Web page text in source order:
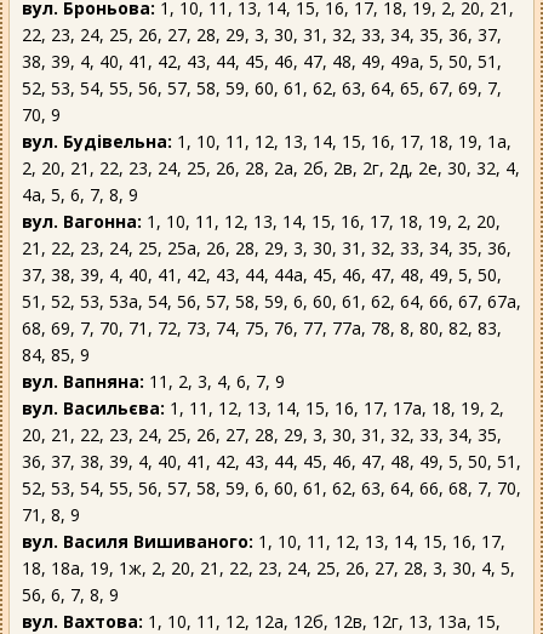
вул. Броньова: 1, 10, 11, 13, 14, 15, 16, 17, 18, 19, 2, 20, 21,
22, 23, 24, 25, 26, 27, 28, 29, 3, 30, 31, 32, 33, 34, 35, 36, 37,
38, 39, 4, 40, 41, 42, 43, 44, 45, 46, 47, 48, 49, 49а, 5, 50, 51,
52, 53, 54, 55, 56, 57, 58, 59, 60, 61, 62, 63, 64, 65, 67, 69, 7,
70, 9
вул. Будівельна: 1, 10, 11, 12, 13, 14, 15, 16, 17, 18, 19, 1а,
2, 20, 21, 22, 23, 24, 25, 26, 28, 2а, 2б, 2в, 2г, 2д, 2е, 30, 32, 4,
4а, 5, 6, 7, 8, 9
вул. Вагонна: 1, 10, 11, 12, 13, 14, 15, 16, 17, 18, 19, 2, 20,
21, 22, 23, 24, 25, 25а, 26, 28, 29, 3, 30, 31, 32, 33, 34, 35, 36,
37, 38, 39, 4, 40, 41, 42, 43, 44, 44а, 45, 46, 47, 48, 49, 5, 50,
51, 52, 53, 53а, 54, 56, 57, 58, 59, 6, 60, 61, 62, 64, 66, 67, 67а,
68, 69, 7, 70, 71, 72, 73, 74, 75, 76, 77, 77а, 78, 8, 80, 82, 83,
84, 85, 9
вул. Вапняна: 11, 2, 3, 4, 6, 7, 9
вул. Васильєва: 1, 11, 12, 13, 14, 15, 16, 17, 17а, 18, 19, 2,
20, 21, 22, 23, 24, 25, 26, 27, 28, 29, 3, 30, 31, 32, 33, 34, 35,
36, 37, 38, 39, 4, 40, 41, 42, 43, 44, 45, 46, 47, 48, 49, 5, 50, 51,
52, 53, 54, 55, 56, 57, 58, 59, 6, 60, 61, 62, 63, 64, 66, 68, 7, 70,
71, 8, 9
вул. Василя Вишиваного: 1, 10, 11, 12, 13, 14, 15, 16, 17,
18, 18а, 19, 1ж, 2, 20, 21, 22, 23, 24, 25, 26, 27, 28, 3, 30, 4, 5,
56, 6, 7, 8, 9
вул. Вахтова: 1, 10, 11, 12, 12а, 12б, 12в, 12г, 13, 13а, 15,